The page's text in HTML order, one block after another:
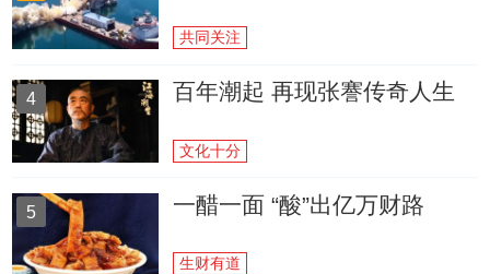
共同关注
4 百年潮起 再现张謇传奇人生
文化十分
5 一醋一面 “酸”出亿万财路
生财有道